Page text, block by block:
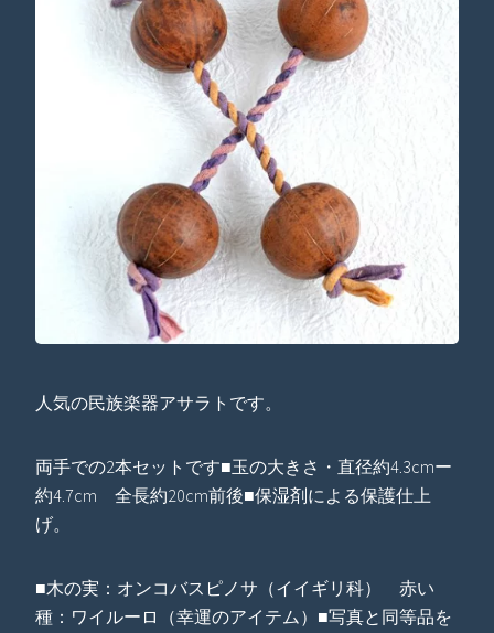
人気の民族楽器アサラトです。
両手での2本セットです■玉の大きさ・直径約4.3cmー
約4.7cm 全長約20cm前後■保湿剤による保護仕上
げ。
■木の実：オンコバスピノサ（イイギリ科） 赤い
種：ワイルーロ（幸運のアイテム）■写真と同等品を